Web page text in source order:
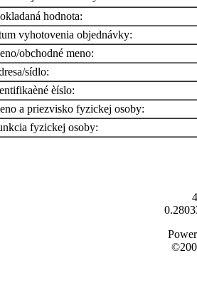
hodnota:
vyhotovenia objednávky:
obchodné meno:
sídlo:
èíslo:
a priezvisko fyzickej osoby:
fyzickej osoby: